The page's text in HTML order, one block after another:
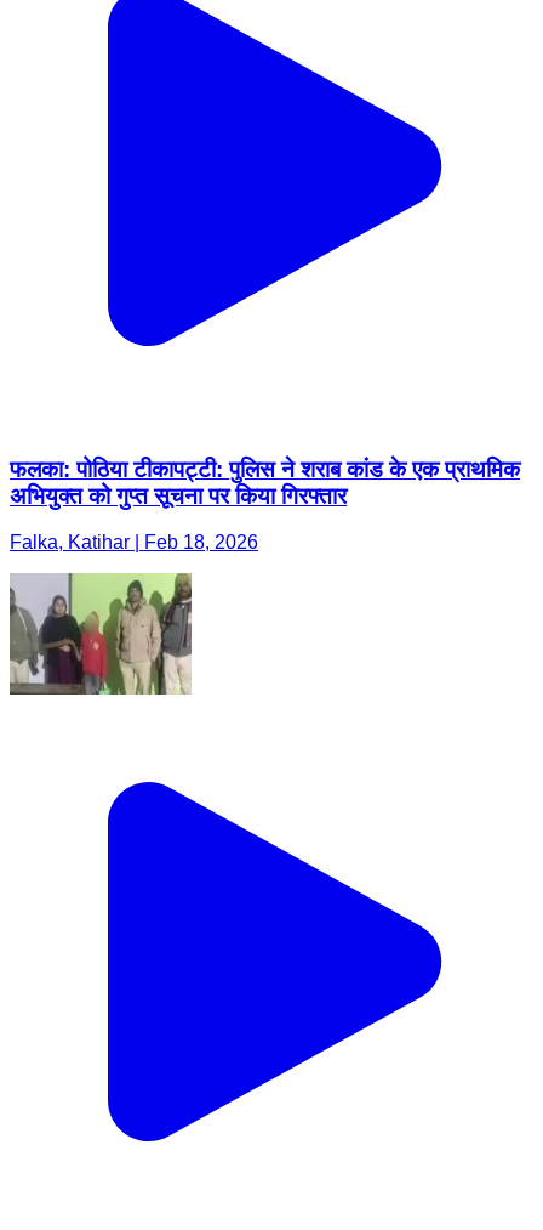
फलका: पोठिया टीकापट्टी: पुलिस ने शराब कांड के एक प्राथमिक
अभियुक्त को गुप्त सूचना पर किया गिरफ्तार
Falka, Katihar | Feb 18, 2026